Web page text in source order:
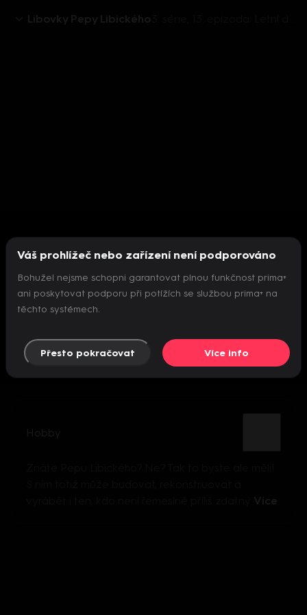
Libovky Pepy Libického
Nepodařilo se inicializovat přehrávač
Hobby
Více
Váš prohlížeč nebo zařízení není podporováno
Bohužel nejsme schopni garantovat plnou funkčnost prima+
ani poskytovat podporu při potížích se službou prima+ na
těchto systémech.
Přesto pokračovat Více info